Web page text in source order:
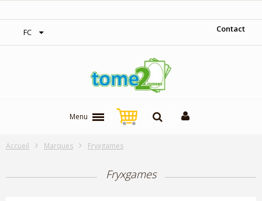
FC Contact
Menu
Accueil Marques Fryxgames
Fryxgames